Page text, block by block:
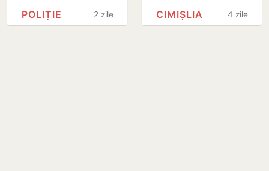
facilitat transferul
2 zile
POLIȚIE
mușamaliza un4 zile
CIMIȘLIA